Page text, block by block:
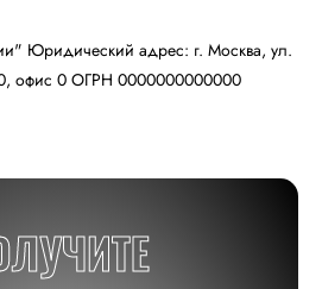
Юридический адрес: г. Москва, ул.
офис 0 ОГРН 0000000000000